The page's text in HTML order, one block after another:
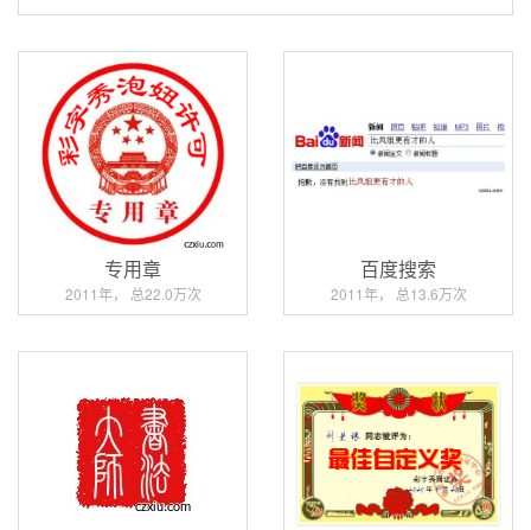
专用章
2011年， 总22.0万次
百度搜索
2011年， 总13.6万次